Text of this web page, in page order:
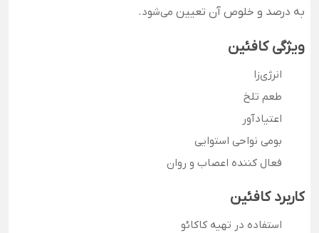
به درصد و خلوص آن تعیین می‌شود.
ویژگی کافئین
انرژی‌زا
طعم تلخ
اعتیادآور
بومی نواحی استوایی
فعال کننده اعصاب و روان
کاربرد کافئین
استفاده در تهیه کاکائو